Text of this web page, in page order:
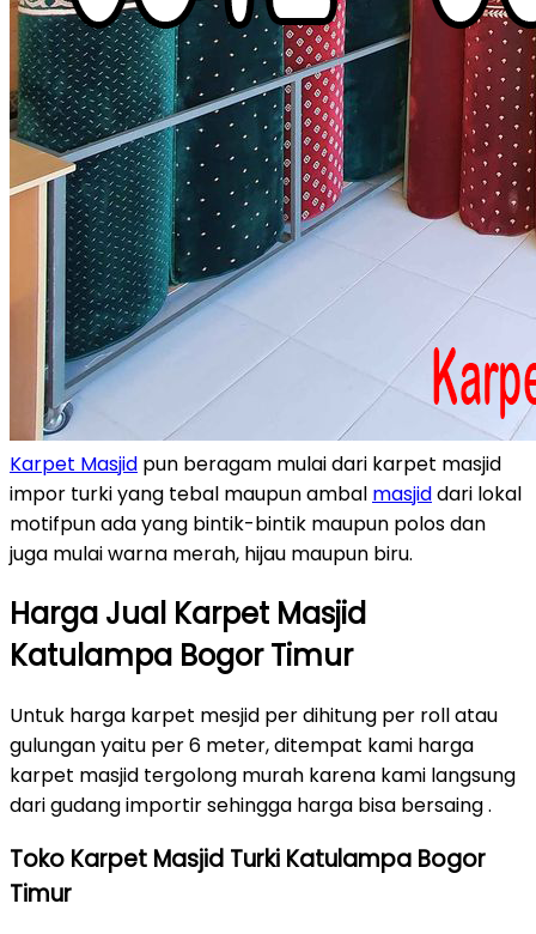
Karpet Masjid pun beragam mulai dari karpet masjid
impor turki yang tebal maupun ambal masjiddari lokal
motifpun ada yang bintik-bintik maupun polos dan
juga mulai warna merah, hijau maupun biru.
Harga Jual Karpet Masjid
Katulampa Bogor Timur
Untuk harga karpet mesjid per dihitung per roll atau
gulungan yaitu per 6 meter, ditempat kami harga
karpet masjid tergolong murah karena kami langsung
dari gudang importir sehingga harga bisa bersaing .
Toko Karpet Masjid Turki Katulampa Bogor
Timur